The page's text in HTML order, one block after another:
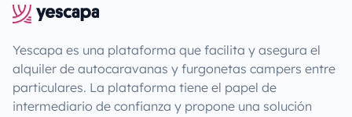
Yescapa es una plataforma que facilita y asegura el
alquiler de autocaravanas y furgonetas campers entre
particulares. La plataforma tiene el papel de
intermediario de confianza y propone una solución